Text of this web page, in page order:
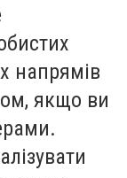
напрямiв
якщо ви